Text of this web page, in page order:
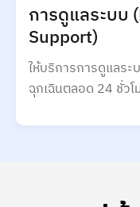
การดูแลระบบ
Support)
ให้บริการการดูแลร
ฉุกเฉินตลอด 24 ชั่วโ